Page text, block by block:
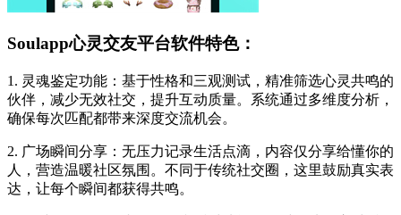
Soulapp心灵交友平台软件特色：
1. 灵魂鉴定功能：基于性格和三观测试，精准筛选心灵共鸣的
伙伴，减少无效社交，提升互动质量。系统通过多维度分析，
确保每次匹配都带来深度交流机会。
2. 广场瞬间分享：无压力记录生活点滴，内容仅分享给懂你的
人，营造温暖社区氛围。不同于传统社交圈，这里鼓励真实表
达，让每个瞬间都获得共鸣。